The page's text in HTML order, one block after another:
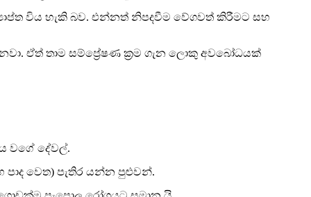
විය හැකි බව. එන්නත් නිපදවීම වේගවත් කිරීමට සහ
ඒත් තාම සම්ප්‍රේෂණ ක්‍රම ගැන ලොකු අවබෝධයක්
වගේ දේවල්.
වෙත) පැතිර යන්න පුළුවන්.